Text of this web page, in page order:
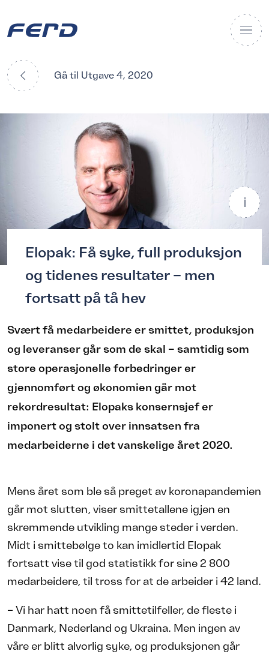
Gå til Utgave 4, 2020
Elopak: Få syke, full produksjon
og tidenes resultater – men
fortsatt på tå hev
Svært få medarbeidere er smittet, produksjon
og leveranser går som de skal – samtidig som
store operasjonelle forbedringer er
gjennomført og økonomien går mot
rekordresultat: Elopaks konsernsjef er
imponert og stolt over innsatsen fra
medarbeiderne i det vanskelige året 2020.
Mens året som ble så preget av koronapandemien
går mot slutten, viser smittetallene igjen en
skremmende utvikling mange steder i verden.
Midt i smittebølge to kan imidlertid Elopak
fortsatt vise til god statistikk for sine 2 800
medarbeidere, til tross for at de arbeider i 42 land.
– Vi har hatt noen få smittetilfeller, de fleste i
Danmark, Nederland og Ukraina. Men ingen av
våre er blitt alvorlig syke, og produksjonen går